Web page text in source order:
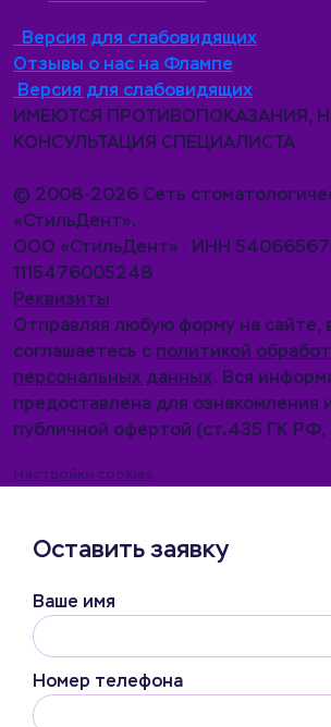
Версия для слабовидящих
Отзывы о нас на Флампе
Версия для слабовидящих
ИМЕЮТСЯ ПРОТИВОПОКАЗАНИЯ,
КОНСУЛЬТАЦИЯ СПЕЦИАЛИСТА
© 2008-2026 Сеть
«СтильДент».
ООО «СтильДент» · ИНН
1115476005248
Реквизиты
Отправляя любую форму на сайте,
соглашаетесь с политикой
персональных данных. Вся
предоставлена для ознакомления
публичной офертой (ст.435 ГК
Настройки cookies
Оставить заявку
Ваше имя
Номер телефона